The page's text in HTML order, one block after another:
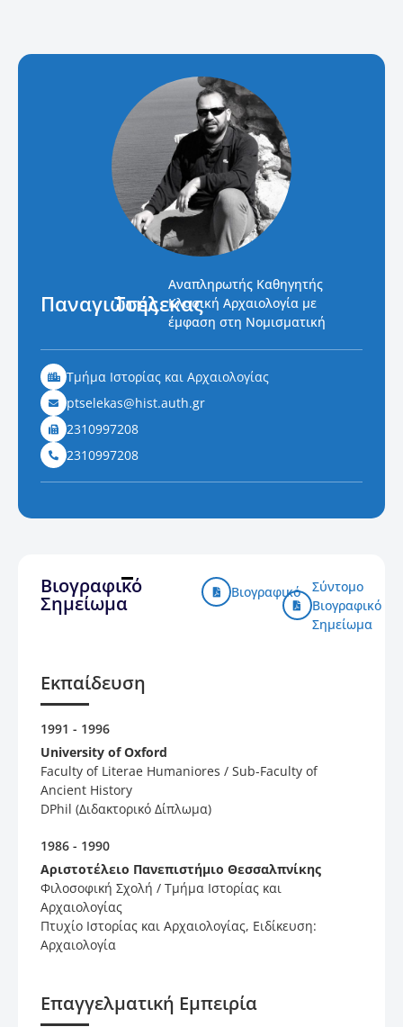
ΠαναγιώτηςΤσέλεκας
Αναπληρωτής Καθηγητής
Κλασική Αρχαιολογία με
έμφαση στη Νομισματική
Τμήμα Ιστορίας και Αρχαιολογίας
ptselekas@hist.auth.gr
2310997208
2310997208
Βιογραφικό
Σημείωμα Βιογραφικό
Σύντομο
Βιογραφικό
Σημείωμα
Εκπαίδευση
1991 - 1996
University of Oxford
Faculty of Literae Humaniores / Sub-Faculty of
Ancient History
DPhil (Διδακτορικό Δίπλωμα)
1986 - 1990
Αριστοτέλειο Πανεπιστήμιο Θεσσαλπνίκης
Φιλοσοφική Σχολή / Tμήμα Iστορίας και
Aρχαιολογίας
Πτυχίο Ιστορίας και Αρχαιολογίας, Ειδίκευση:
Αρχαιολογία
Επαγγελματική Εμπειρία